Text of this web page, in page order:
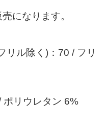
になります。
リル除く)：70 / フリ
ポリウレタン 6%